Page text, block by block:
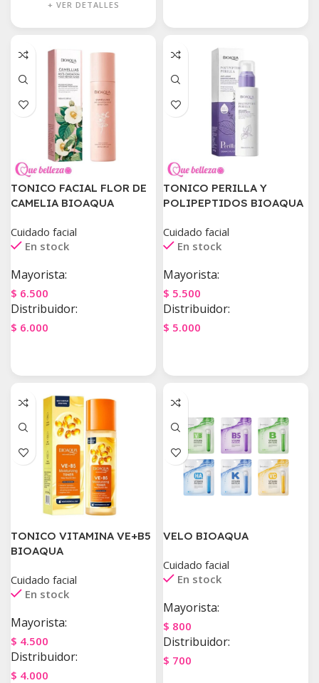
+ VER DETALLES
TONICO FACIAL FLOR DE
CAMELIA BIOAQUA
Cuidado facial
En stock
Mayorista:
$ 6.500
Distribuidor:
$ 6.000
TONICO PERILLA Y
POLIPEPTIDOS BIOAQUA
Cuidado facial
En stock
Mayorista:
$ 5.500
Distribuidor:
$ 5.000
TONICO VITAMINA VE+B5
BIOAQUA
Cuidado facial
En stock
Mayorista:
$ 4.500
Distribuidor:
$ 4.000
VELO BIOAQUA
Cuidado facial
En stock
Mayorista:
$ 800
Distribuidor:
$ 700